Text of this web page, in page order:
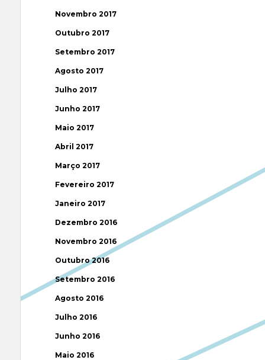
Novembro 2017
Outubro 2017
Setembro 2017
Agosto 2017
Julho 2017
Junho 2017
Maio 2017
Abril 2017
Março 2017
Fevereiro 2017
Janeiro 2017
Dezembro 2016
Novembro 2016
Outubro 2016
Setembro 2016
Agosto 2016
Julho 2016
Junho 2016
Maio 2016